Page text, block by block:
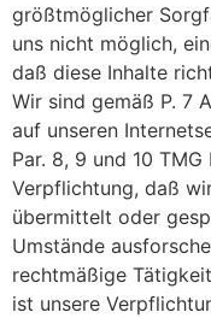
größtmöglicher
uns nicht möglich,
daß diese Inhalte
Wir sind gemäß P. 7
auf unseren
Par. 8, 9 und 10
Verpflichtung, daß
übermittelt oder
Umstände
rechtmäßige
ist unsere